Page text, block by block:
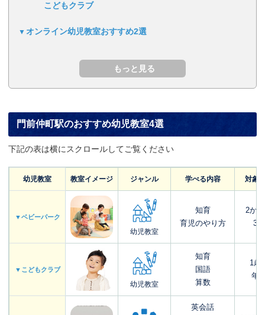
こどもクラブ
オンライン幼児教室おすすめ2選
門前仲町駅のおすすめ幼児教室4選
下記の表は横にスクロールしてご覧ください
幼児教室 教室イメージ ジャンル 学べる内容 対象
▼ベビーパーク
幼児教室
知育
育児のやり方
2か
3歳
▼こどもクラブ
幼児教室
知育
国語
算数
1歳
年
英会話